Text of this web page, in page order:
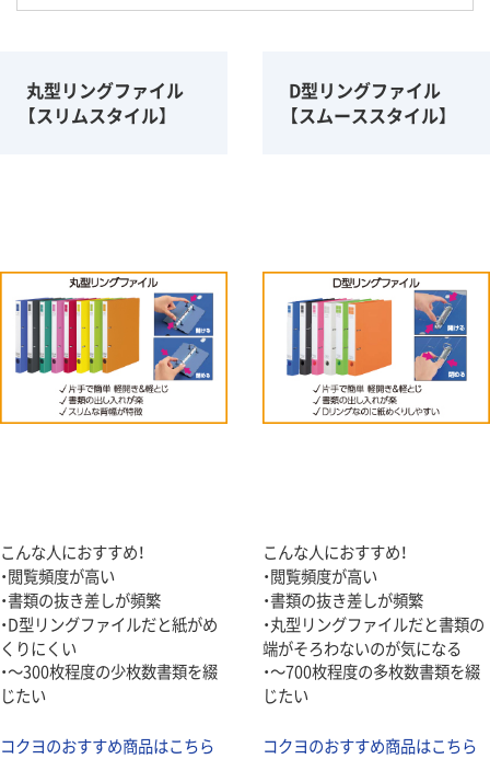
丸型リングファイル
【スリムスタイル】
こんな人におすすめ！
・閲覧頻度が高い
・書類の抜き差しが頻繁
・D型リングファイルだと紙がめ
くりにくい
・～300枚程度の少枚数書類を綴
じたい
コクヨのおすすめ商品はこちら
D型リングファイル
【スムーススタイル】
こんな人におすすめ！
・閲覧頻度が高い
・書類の抜き差しが頻繁
・丸型リングファイルだと書類の
端がそろわないのが気になる
・～700枚程度の多枚数書類を綴
じたい
コクヨのおすすめ商品はこちら